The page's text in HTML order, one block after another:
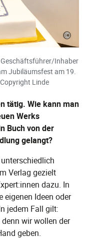
©
Inhaber
Jubiläumsfest am 19.
Linde
tätig. Wie kann man
Werks
Buch von der
gelangt?
Verlag gezielt
dazu. In
eigenen Ideen oder
jedem Fall gilt:
wir wollen der
geben.